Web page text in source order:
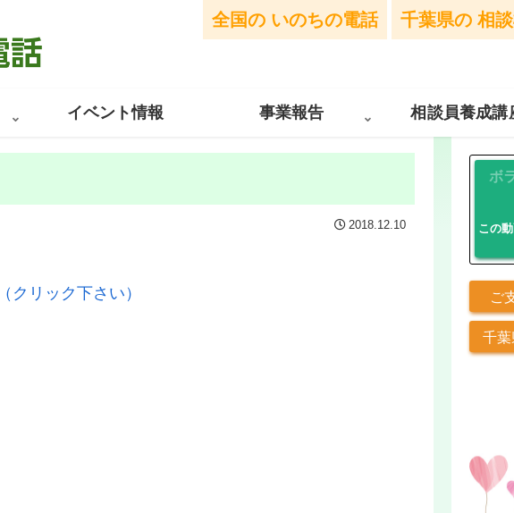
全国の いのちの電話 千葉県の 相
イベント情報 事業報告 相談員養成講
2018.12.10
リック下さい）
ボ
この
ご
千葉